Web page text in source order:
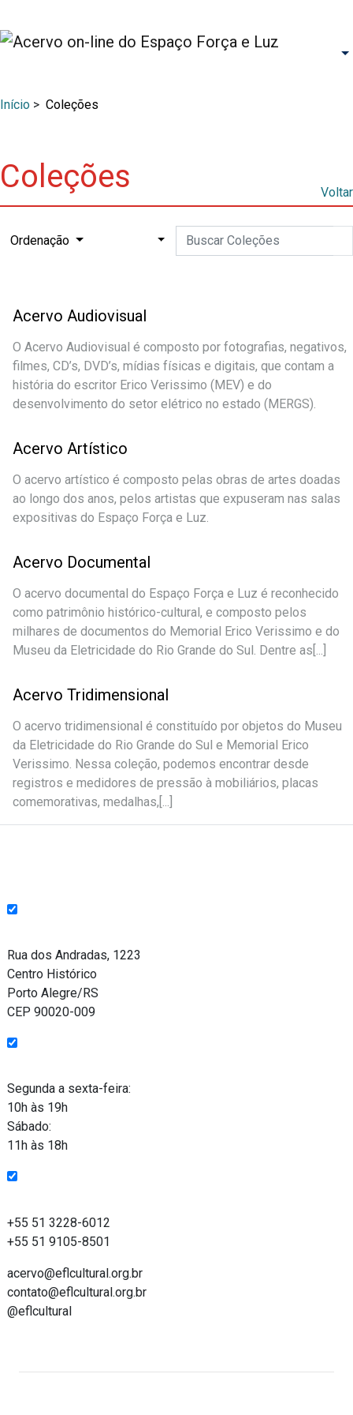
Início > Coleções
Coleções Voltar
Ordenação
Acervo Audiovisual
O Acervo Audiovisual é composto por fotografias, negativos,
filmes, CD’s, DVD’s, mídias físicas e digitais, que contam a
história do escritor Erico Verissimo (MEV) e do
desenvolvimento do setor elétrico no estado (MERGS).
Acervo Artístico
O acervo artístico é composto pelas obras de artes doadas
ao longo dos anos, pelos artistas que expuseram nas salas
expositivas do Espaço Força e Luz.
Acervo Documental
O acervo documental do Espaço Força e Luz é reconhecido
como patrimônio histórico-cultural, e composto pelos
milhares de documentos do Memorial Erico Verissimo e do
Museu da Eletricidade do Rio Grande do Sul. Dentre as[...]
Acervo Tridimensional
O acervo tridimensional é constituído por objetos do Museu
da Eletricidade do Rio Grande do Sul e Memorial Erico
Verissimo. Nessa coleção, podemos encontrar desde
registros e medidores de pressão à mobiliários, placas
comemorativas, medalhas,[...]
Rua dos Andradas, 1223
Centro Histórico
Porto Alegre/RS
CEP 90020-009
Segunda a sexta-feira:
10h às 19h
Sábado:
11h às 18h
+55 51 3228-6012
+55 51 9105-8501
acervo@eflcultural.org.br
contato@eflcultural.org.br
@eflcultural